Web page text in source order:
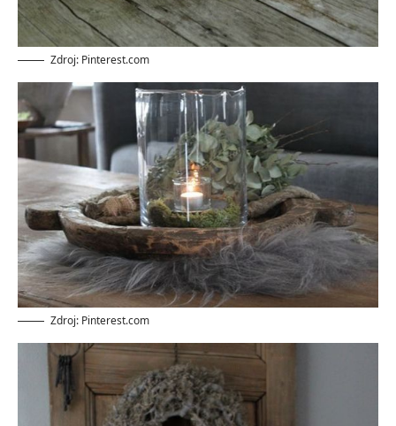
Zdroj: Pinterest.com
Zdroj: Pinterest.com